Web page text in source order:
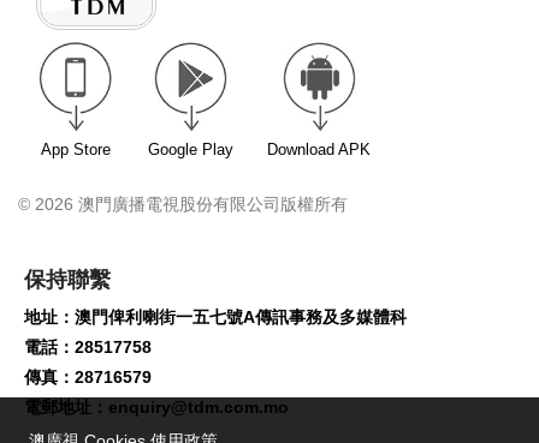
App Store Google Play Download APK
© 2026 澳門廣播電視股份有限公司版權所有
保持聯繫
地址：澳門俾利喇街一五七號A傳訊事務及多媒體科
電話：28517758
傳真：28716579
電郵地址： enquiry@tdm.com.mo